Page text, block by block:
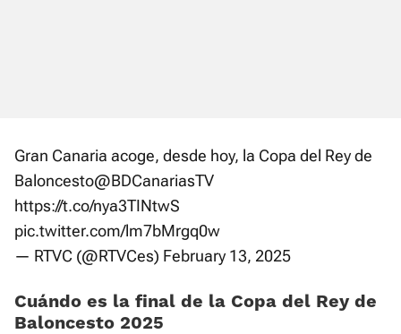
Gran Canaria acoge, desde hoy, la Copa del Rey de
Baloncesto@BDCanariasTV
https://t.co/nya3TINtwS
pic.twitter.com/lm7bMrgq0w
— RTVC (@RTVCes) February 13, 2025
Cuándo es la final de la Copa del Rey de
Baloncesto 2025